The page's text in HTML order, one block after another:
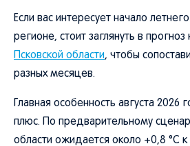
Если вас интересует начало
регионе, стоит заглянуть в прогноз
Псковской области, чтобы
разных месяцев.
Главная особенность августа 2026
плюс. По предварительному
области ожидается около +0,8 °C